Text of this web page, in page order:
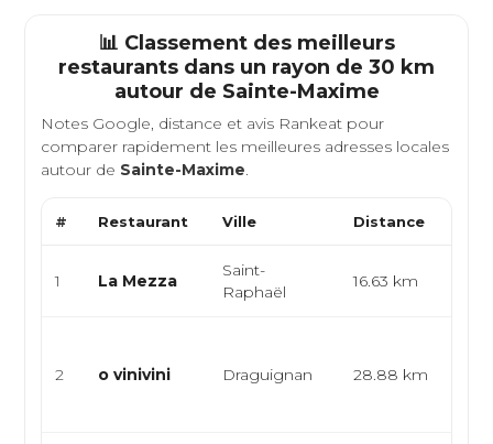
📊 Classement des meilleurs
restaurants dans un rayon de 30 km
autour de Sainte-Maxime
Notes Google, distance et avis Rankeat pour
comparer rapidement les meilleures adresses locales
autour de Sainte-Maxime.
# Restaurant Ville Distance
1 La Mezza
Saint-
Raphaël
16.63 km
2 o vinivini Draguignan 28.88 km